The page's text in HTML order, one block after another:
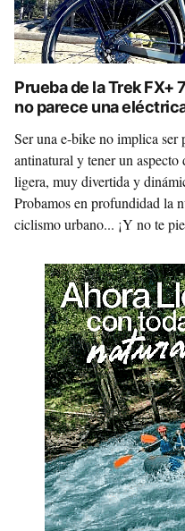
Prueba de la Trek FX+
no parece una
Ser una e-bike no implica ser
antinatural y tener un
ligera, muy divertida y
Probamos en profundidad la
ciclismo urbano... ¡Y no te